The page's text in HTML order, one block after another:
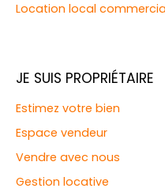
Location local
JE SUIS PROPRIÉTAIRE
Estimez votre bien
Espace vendeur
Vendre avec nous
Gestion locative